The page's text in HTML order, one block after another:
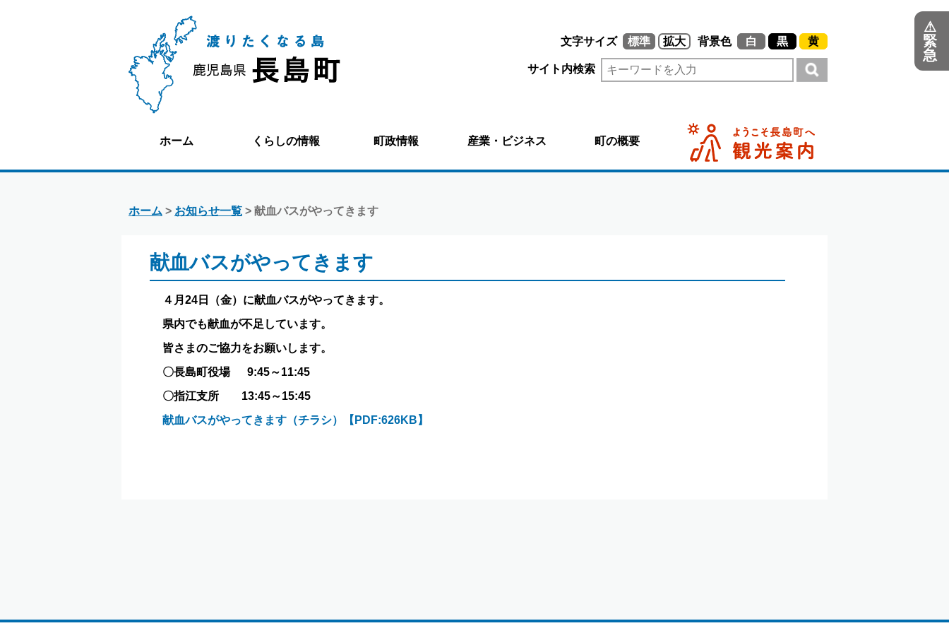
背景色 白 黒 黄
文字サイズ 標準 拡大
サイト内検索
⚠
緊
急
ホーム くらしの情報 町政情報 産業・ビジネス 町の概要
ホーム > お知らせ一覧 > 献血バスがやってきます
献血バスがやってきます
４月24日（金）に献血バスがやってきます。
県内でも献血が不足しています。
皆さまのご協力をお願いします。
〇長島町役場 9:45～11:45
〇指江支所 13:45～15:45
献血バスがやってきます（チラシ）【PDF:626KB】